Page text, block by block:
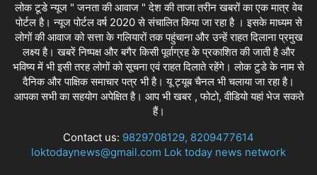
लोक टूडे न्यूज " जनता की आवाज " देश की ताजा तरीन खबरों का एक मात्र वेब
पोर्टल है। न्यूज पोर्टल वर्ष 2020 से संचालित किया जा रहा है । इसके माध्यम से
लोगों की आवाज को सत्ता के गलियारों तक पहुंचाना और उन्हें राहत दिलाना प्रमुख
लक्ष्य है। खबरें निष्पक्ष और बगैर किसी पूर्वाग्रह के प्रकाशित की जाती है और
भविष्य में भी इसी तरह लोगों को सूचना एवं राहत दिलाते रहेंगे। लोक टुडे के नाम से
दैनिक और पाक्षिक समाचार पत्र भी है। यू ट्यूब चैनल भी चलाया जा रहा है।
आपका सभी का सहयोग अपेक्षित है। आप भी खबर , फोटो, वीडियो यहां भेज सकते
हैं।
Contact us: 9829708129, 8209477614
loktodaynews@gmail.com Lok today news network